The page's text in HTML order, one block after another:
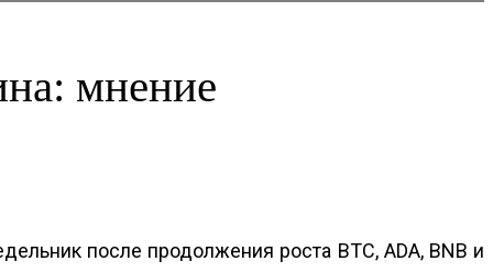
мнение
после продолжения роста BTC, ADA, BNB и